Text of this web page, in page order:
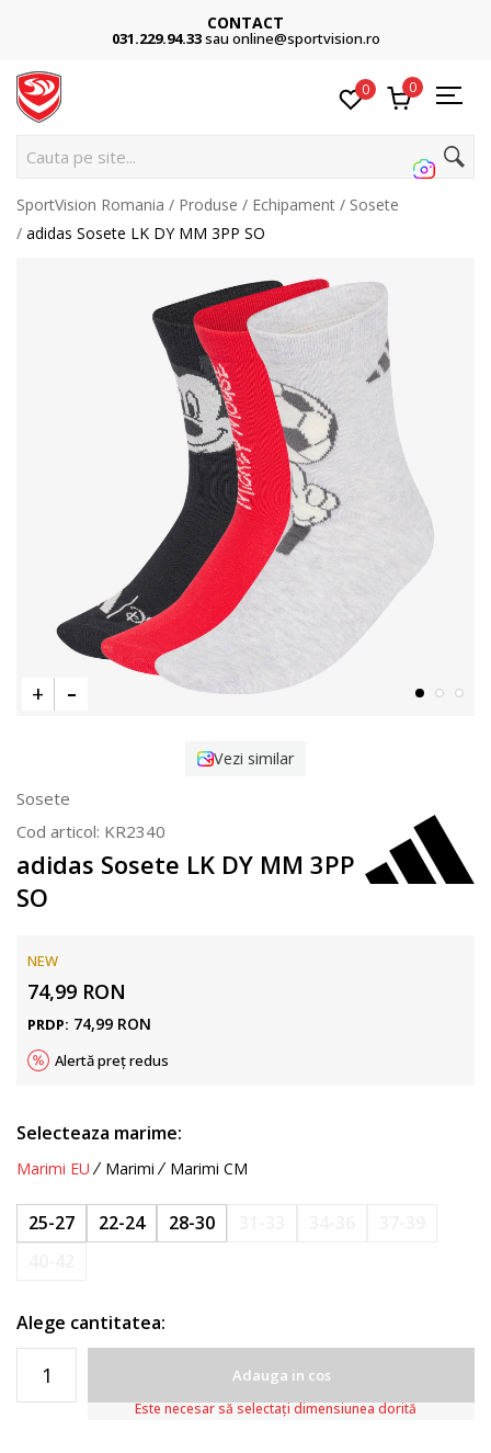
CONTACT
031.229.94.33sau online@sportvision.ro
0 0
C
SportVision Romania Produse Echipament
Sosete
adidas Sosete LK DY MM 3PP SO
Vezi similar
Sosete
Cod articol: KR2340
adidas Sosete LK DY MM 3PP
SO
NEW
74,99 RON
PRDP: 74,99 RON
Alertă preț redus
Selecteaza marime:
Marimi EU Marimi Marimi CM
25-27 22-24 28-30
Alege cantitatea:
Adauga in cos
Este necesar să selectați dimensiunea dorită